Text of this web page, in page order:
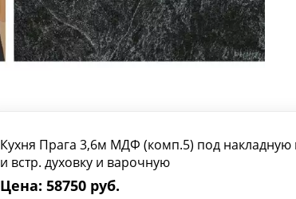
Кухня Прага 3,6м МДФ (комп.5) под накладную
и встр. духовку и варочную
Цена: 58750 руб.